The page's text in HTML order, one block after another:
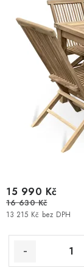
13 215 Kč bez DPH
15 990 Kč
16 630 Kč